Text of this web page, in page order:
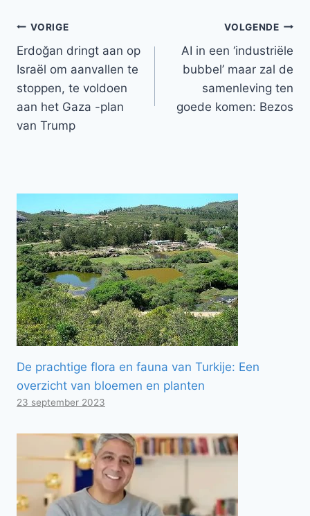
Bericht
navigatie
VORIGE
Erdoğan dringt aan op
Israël om aanvallen te
stoppen, te voldoen
aan het Gaza -plan
van Trump
VOLGENDE
AI in een ‘industriële
bubbel’ maar zal de
samenleving ten
goede komen: Bezos
De prachtige flora en fauna van Turkije: Een
overzicht van bloemen en planten
23 september 2023